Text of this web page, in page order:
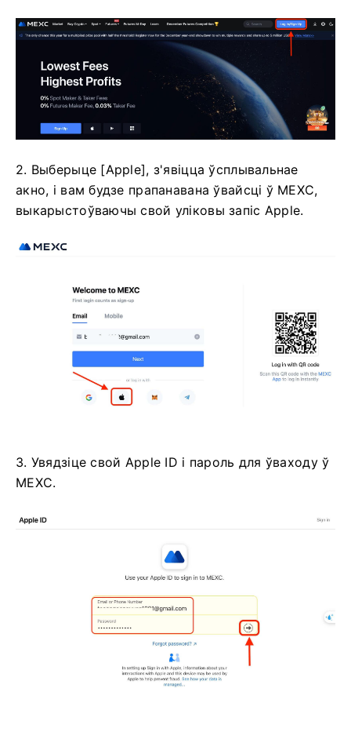
2. Выберыце [Apple], з'явіцца ўсплывальнае
акно, і вам будзе прапанавана ўвайсці ў MEXC,
выкарыстоўваючы свой уліковы запіс Apple.
3. Увядзіце свой Apple ID і пароль для ўваходу ў
MEXC.